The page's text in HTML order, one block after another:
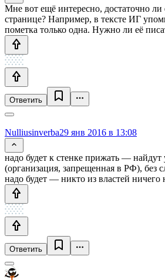
Мне вот ещё интересно, достаточно
странице? Например, в тексте ИГ
пометка только одна. Нужно ли её
Ответить
Nulliusinverba29 янв 2016 в 13:08
надо будет к стенке прижать —
(организация, запрещенная в РФ), без
надо будет — никто из властей ничего
Ответить